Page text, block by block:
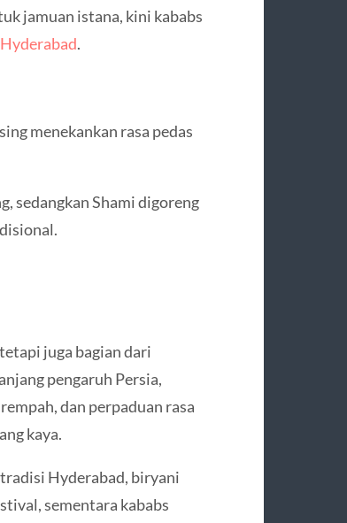
jamuan istana, kini kababs
.
menekankan rasa pedas
sedangkan Shami digoreng
juga bagian dari
pengaruh Persia,
dan perpaduan rasa
kaya.
Hyderabad, biryani
sementara kababs